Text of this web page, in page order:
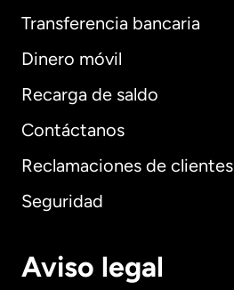
Transferencia bancaria
Dinero móvil
Recarga de saldo
Contáctanos
Reclamaciones de clientes
Seguridad
Aviso legal